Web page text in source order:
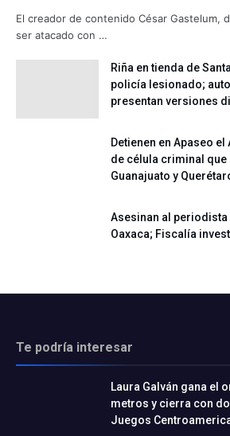
El creador de contenido César Gastelum,
ser atacado con …
Riña en tienda de
policía lesionado;
presentan versiones
Detienen en Apaseo
de célula criminal que
Guanajuato y
Asesinan al periodista
Oaxaca; Fiscalía
Te podría interesar
Laura Galván gana el
metros y cierra con
Juegos